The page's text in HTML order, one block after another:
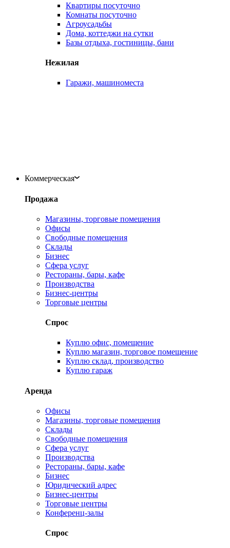
Квартиры посуточно
Комнаты посуточно
Агроусадьбы
Дома, коттеджи на сутки
Базы отдыха, гостиницы, бани
Нежилая
Гаражи, машиноместа
Коммерческая
Продажа
Магазины, торговые помещения
Офисы
Свободные помещения
Склады
Бизнес
Сфера услуг
Рестораны, бары, кафе
Производства
Бизнес-центры
Торговые центры
Спрос
Куплю офис, помещение
Куплю магазин, торговое помещение
Куплю склад, производство
Куплю гараж
Аренда
Офисы
Магазины, торговые помещения
Склады
Свободные помещения
Сфера услуг
Производства
Рестораны, бары, кафе
Бизнес
Юридический адрес
Бизнес-центры
Торговые центры
Конференц-залы
Спрос